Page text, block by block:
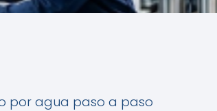
por agua paso a paso